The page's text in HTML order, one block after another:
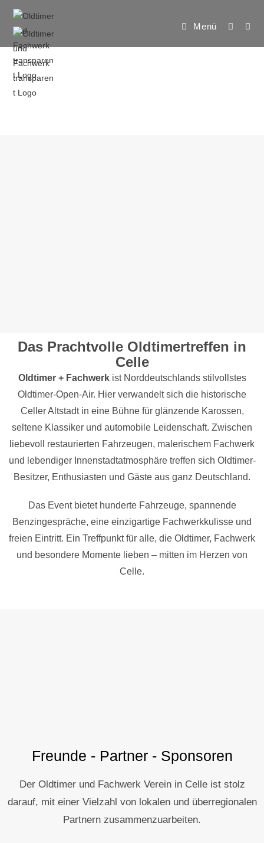
Menü
HERZLICH WILLKOMMEN BEI
Das Prachtvolle Oldtimertreffen in
Celle
Oldtimer + Fachwerkist Norddeutschlands stilvollstes
Oldtimer-Open-Air. Hier verwandelt sich die historische
Celler Altstadt in eine Bühne für glänzende Karossen,
seltene Klassiker und automobile Leidenschaft. Zwischen
liebevoll restaurierten Fahrzeugen, malerischem Fachwerk
und lebendiger Innenstadt­atmosphäre treffen sich Oldtimer-
Besitzer, Enthusiasten und Gäste aus ganz Deutschland.
Das Event bietet hunderte Fahrzeuge, spannende
Benzingespräche, eine einzigartige Fachwerkkulisse und
freien Eintritt. Ein Treffpunkt für alle, die Oldtimer, Fachwerk
und besondere Momente lieben – mitten im Herzen von
Celle.
Freunde - Partner - Sponsoren
Der Oldtimer und Fachwerk Verein in Celle ist stolz
darauf, mit einer Vielzahl von lokalen und überregionalen
Partnern zusammenzuarbeiten.